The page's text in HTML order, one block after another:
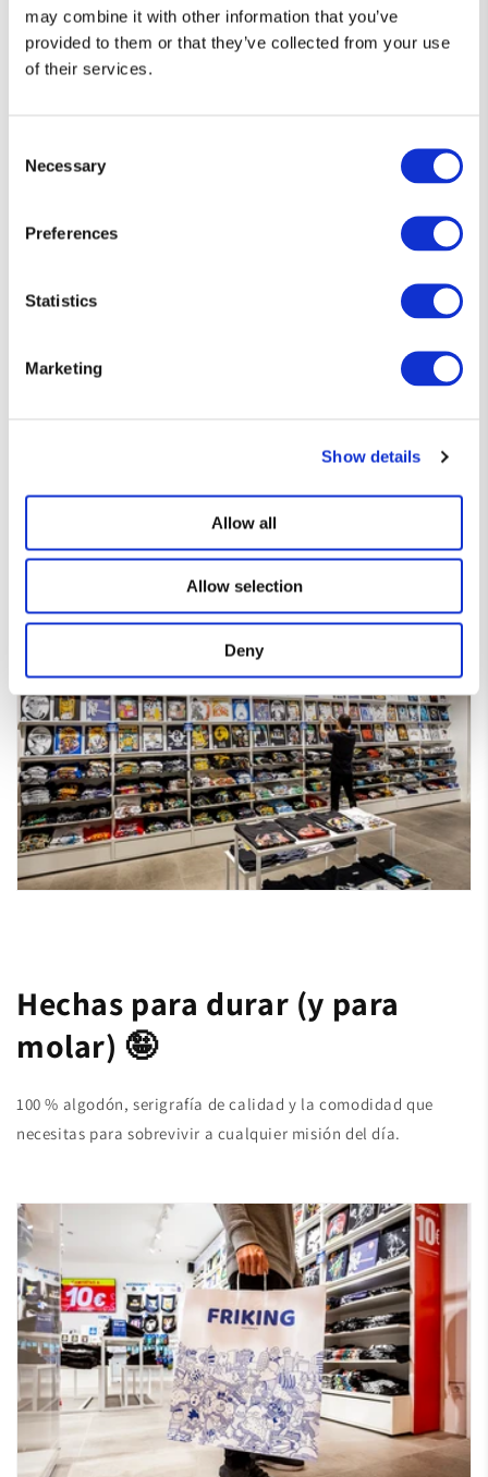
may combine it with other information that you’ve
provided to them or that they’ve collected from your use
of their services.
Selection
Necessary
Preferences
Statistics
Marketing
Show details
Allow all
Allow selection
Deny
Diseños que hablan por ti 👕
Si eres de los que prefiere decirlo sin decir nada… esta es tu
forma de expresarte.
Hechas para durar (y para
molar) 🤪
100 % algodón, serigrafía de calidad y la comodidad que
necesitas para sobrevivir a cualquier misión del día.